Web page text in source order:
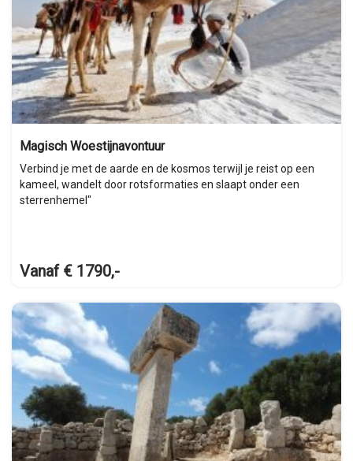
Magisch Woestijnavontuur
Verbind je met de aarde en de kosmos terwijl je reist op een
kameel, wandelt door rotsformaties en slaapt onder een
sterrenhemel"
Vanaf € 1790,-